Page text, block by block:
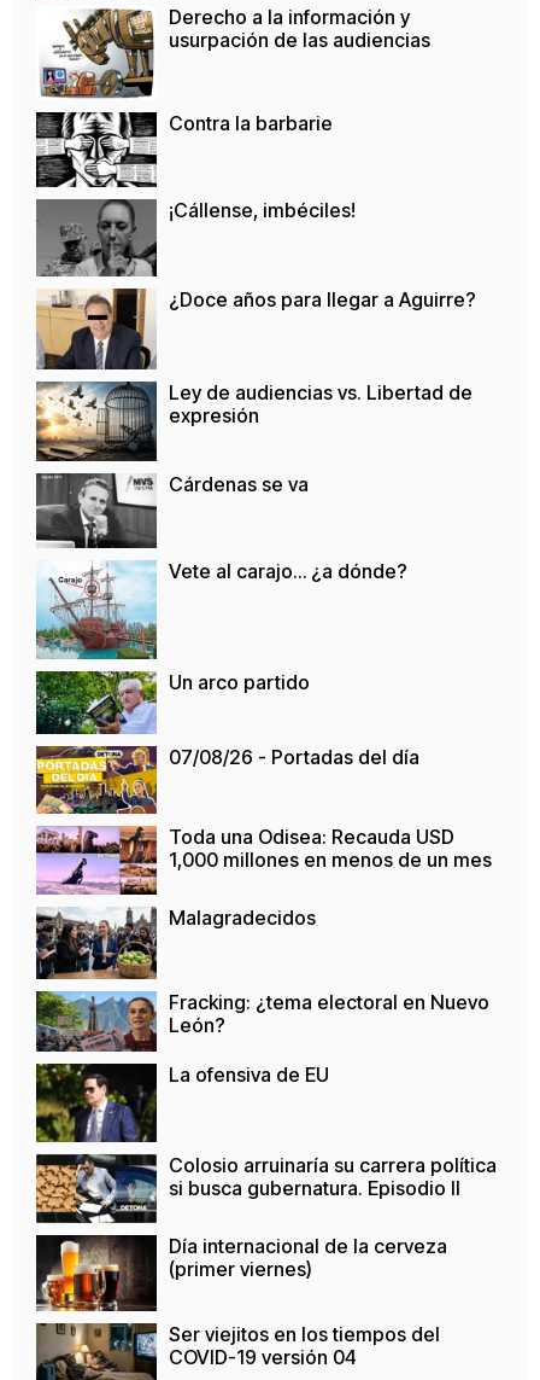
Derecho a la información y
usurpación de las audiencias
Contra la barbarie
¡Cállense, imbéciles!
¿Doce años para llegar a Aguirre?
Ley de audiencias vs. Libertad de
expresión
Cárdenas se va
Vete al carajo… ¿a dónde?
Un arco partido
07/08/26 - Portadas del día
Toda una Odisea: Recauda USD
1,000 millones en menos de un mes
Malagradecidos
Fracking: ¿tema electoral en Nuevo
León?
La ofensiva de EU
Colosio arruinaría su carrera política
si busca gubernatura. Episodio II
Día internacional de la cerveza
(primer viernes)
Ser viejitos en los tiempos del
COVID-19 versión 04